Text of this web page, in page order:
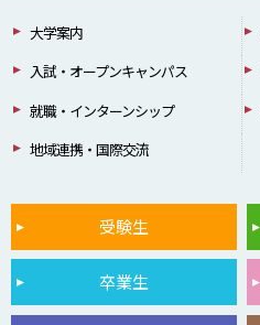
大学案内
入試・オープンキャンパス
就職・インターンシップ
地域連携・国際交流
受験生
卒業生